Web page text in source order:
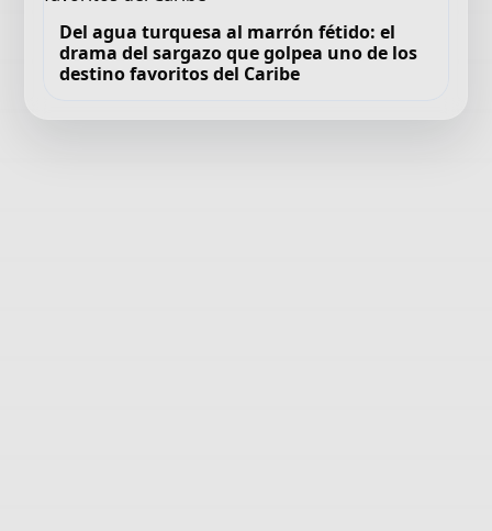
Del agua turquesa al marrón fétido: el
drama del sargazo que golpea uno de los
destino favoritos del Caribe